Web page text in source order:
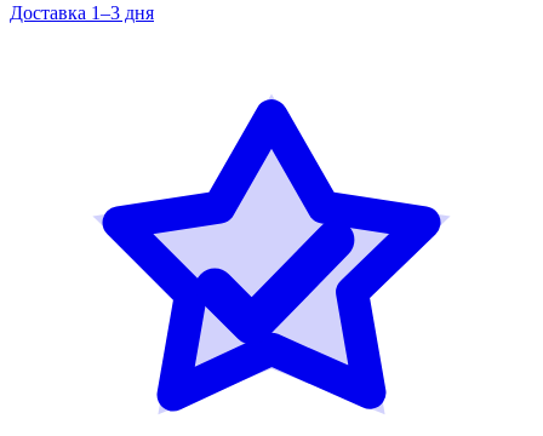
Доставка 1–3 дня